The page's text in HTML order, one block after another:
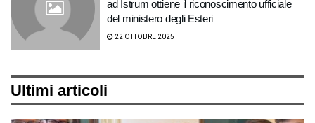
ad Istrum ottiene il riconoscimento ufficiale
del ministero degli Esteri
22 OTTOBRE 2025
Ultimi articoli